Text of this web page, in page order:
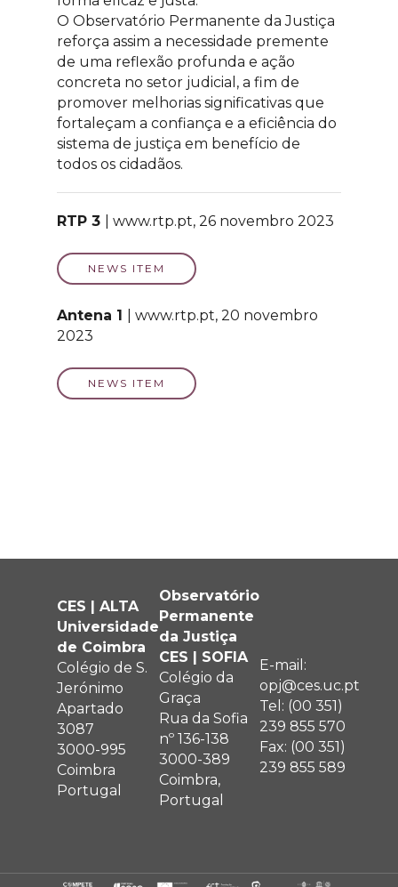
O Observatório Permanente da Justiça
reforça assim a necessidade premente
de uma reflexão profunda e ação
concreta no setor judicial, a fim de
promover melhorias significativas que
fortaleçam a confiança e a eficiência do
sistema de justiça em benefício de
todos os cidadãos.
RTP 3 | www.rtp.pt, 26 novembro 2023
NEWS ITEM
Antena 1
| www.rtp.pt, 20 novembro
2023
NEWS ITEM
CES | ALTA
Universidade
de Coimbra
Colégio de S.
Jerónimo
Apartado
3087
3000-995
Coimbra
Portugal
Observatório
Permanente
da Justiça
CES | SOFIA
Colégio da
Graça
Rua da Sofia
nº 136-138
3000-389
Coimbra,
Portugal
E-mail:
opj@ces.uc.pt
Tel: (00 351)
239 855 570
Fax: (00 351)
239 855 589